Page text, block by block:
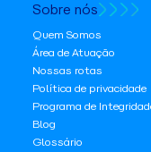
Sobre nós
Quem Somos
Área de Atuação
Nossas rotas
Política de privacidade
Programa de
Blog
Glossário